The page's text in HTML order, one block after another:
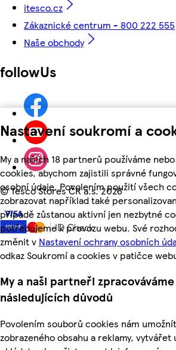
Nastavení soukromí a
My a našich 18 partnerů používáme
cookies, abychom zajistili správné
osobní údaje. Povolením použití všech
zobrazovat například také
případě zůstanou aktivní jen nezbytné
potřebujeme k provozu webu. Své
změnit v Nastavení ochrany osobních
odkaz Soukromí a cookies v patičce
My a naši partneři
následujících důvodů
Povolením souborů cookies nám
zobrazeného obsahu a reklamy,
itesco.cz
Zákaznické centrum - 800 222 555
Naše obchody
followUs
©Tesco Stores ČR a.s. 2026